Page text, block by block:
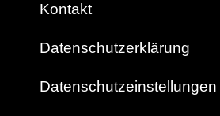
Kontakt
Datenschutzerklärung
Datenschutzeinstellungen